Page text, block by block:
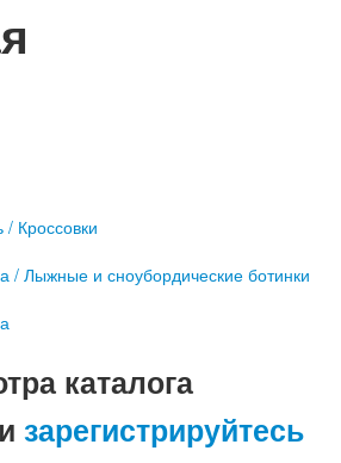
Кроссовки
/ Лыжные и сноубордические ботинки
каталога
зарегистрируйтесь